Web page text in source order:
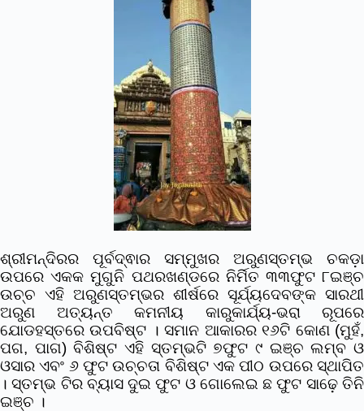
ଶ୍ରୀମନ୍ଦିରର ପୂର୍ବଦ୍ଵାର ସମ୍ମୁଖର ଅରୁଣସ୍ତମ୍ଭ ଚକଡ଼ା
ଉପରେ ଏକକ ମୁଗୁନି ପଥରଖଣ୍ଡରେ ନିର୍ମିତ ୩୩ଫୁଟ ୮ଇଞ୍ଚ
ଉଚ୍ଚ ଏହି ଅରୁଣସ୍ତମ୍ଭର ଶୀର୍ଷରେ ସୂର୍ଯ୍ୟଦେବଙ୍କ ସାରଥୀ
ଅରୁଣ ଅତ୍ୟନ୍ତ କମନୀୟ କାରୁକାର୍ଯ୍ୟ-ଭରା ରୂପରେ
ଯୋଡହସ୍ତରେ ଉପବିଷ୍ଟ । ସମାନ ଆକାରର ୧୬ଟି କୋଣ (ମୁହଁ,
ପଗ, ପାଗ) ବିଶିଷ୍ଟ ଏହି ସ୍ତମ୍ଭଟି ୭ଫୁଟ ୯ ଇଞ୍ଚ ଲମ୍ବ ଓ
ଓସାର ଏବଂ ୬ ଫୁଟ ଉଚ୍ଚତା ବିଶିଷ୍ଟ ଏକ ପୀଠ ଉପରେ ସ୍ଥାପିତ
। ସ୍ତମ୍ଭ ଟିର ବ୍ୟାସ ଦୁଇ ଫୁଟ ଓ ଗୋଲେଇ ଛ ଫୁଟ ସାଢ଼େ ତିନି
ଇଞ୍ଚ ।